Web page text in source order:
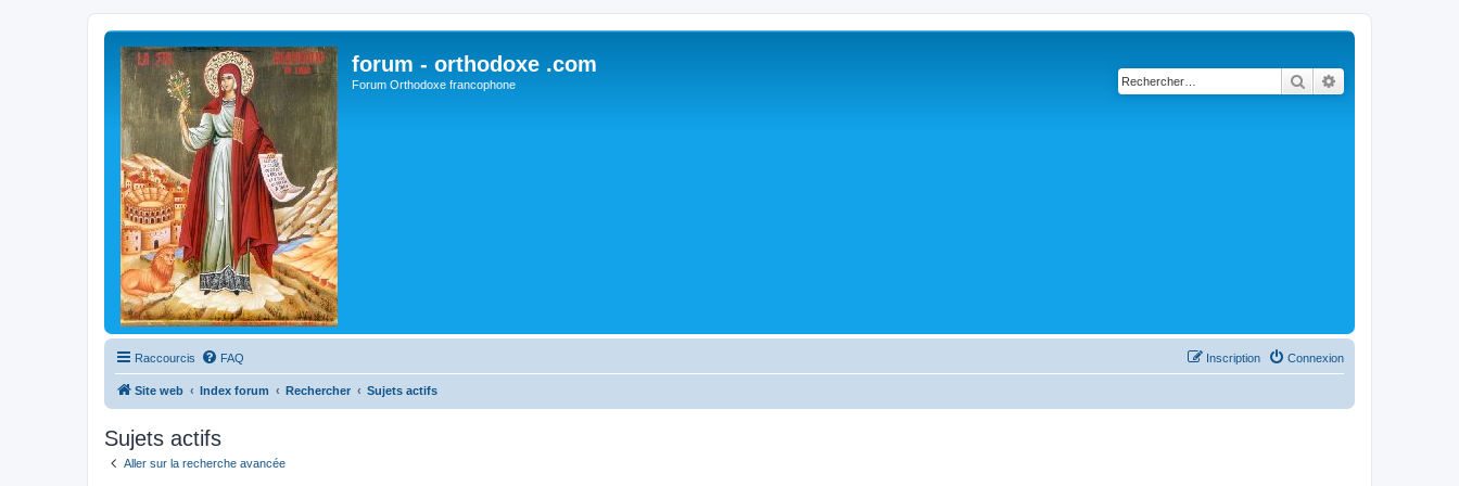
forum - orthodoxe .com
Forum Orthodoxe francophone Rechercher
Raccourcis FAQ Connexion
Inscription
Site web Index forum Rechercher Sujets actifs
Sujets actifs
Aller sur la recherche avancée